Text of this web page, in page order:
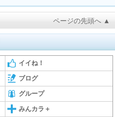
ページの先頭へ ▲
イイね！
ブログ
グループ
みんカラ＋